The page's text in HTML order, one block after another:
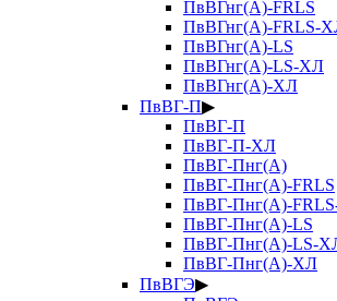
ПвВГнг(А)-FRLS
ПвВГнг(А)-FRLS-
ПвВГнг(А)-LS
ПвВГнг(А)-LS-ХЛ
ПвВГнг(А)-ХЛ
ПвВГ-П▶
ПвВГ-П
ПвВГ-П-ХЛ
ПвВГ-Пнг(А)
ПвВГ-Пнг(А)-FRLS
ПвВГ-Пнг(А)-
ПвВГ-Пнг(А)-LS
ПвВГ-Пнг(А)-LS-
ПвВГ-Пнг(А)-ХЛ
ПвВГЭ▶